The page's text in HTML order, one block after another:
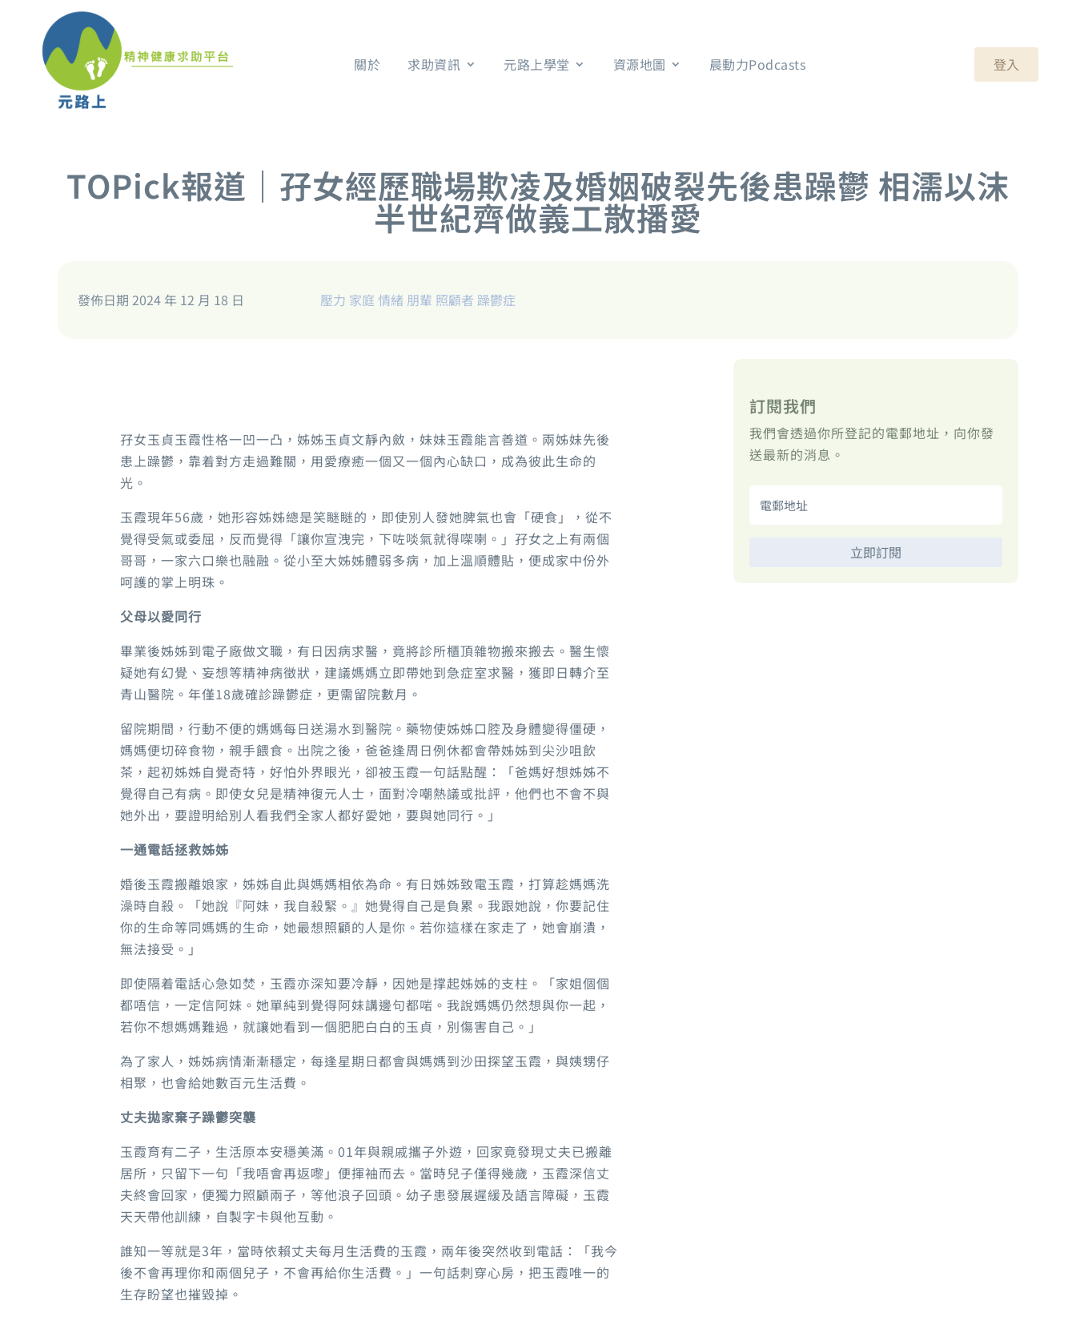
關於 求助資訊 元路上學堂 資源地圖 晨動力Podcasts 登入
TOPick報道｜孖女經歷職場欺凌及婚姻破裂先後患躁鬱 相濡以沫
半世紀齊做義工散播愛
發佈日期 2024 年 12 月 18 日 壓力 家庭 情緒 朋輩 照顧者 躁鬱症
孖女玉貞玉霞性格一凹一凸，姊姊玉貞文靜內斂，妹妹玉霞能言善道。兩姊妹先後
患上躁鬱，靠着對方走過難關，用愛療癒一個又一個內心缺口，成為彼此生命的
光。
玉霞現年56歲，她形容姊姊總是笑瞇瞇的，即使別人發她脾氣也會「硬食」，從不
覺得受氣或委屈，反而覺得「讓你宣洩完，下咗啖氣就得㗎喇。」孖女之上有兩個
哥哥，一家六口樂也融融。從小至大姊姊體弱多病，加上溫順體貼，便成家中份外
呵護的掌上明珠。
父母以愛同行
畢業後姊姊到電子廠做文職，有日因病求醫，竟將診所櫃頂雜物搬來搬去。醫生懷
疑她有幻覺、妄想等精神病徵狀，建議媽媽立即帶她到急症室求醫，獲即日轉介至
青山醫院。年僅18歲確診躁鬱症，更需留院數月。
留院期間，行動不便的媽媽每日送湯水到醫院。藥物使姊姊口腔及身體變得僵硬，
媽媽便切碎食物，親手餵食。出院之後，爸爸逢周日例休都會帶姊姊到尖沙咀飲
茶，起初姊姊自覺奇特，好怕外界眼光，卻被玉霞一句話點醒：「爸媽好想姊姊不
覺得自己有病。即使女兒是精神復元人士，面對冷嘲熱議或批評，他們也不會不與
她外出，要證明給別人看我們全家人都好愛她，要與她同行。」
一通電話拯救姊姊
婚後玉霞搬離娘家，姊姊自此與媽媽相依為命。有日姊姊致電玉霞，打算趁媽媽洗
澡時自殺。「她說『阿妹，我自殺緊。』她覺得自己是負累。我跟她說，你要記住
你的生命等同媽媽的生命，她最想照顧的人是你。若你這樣在家走了，她會崩潰，
無法接受。」
即使隔着電話心急如焚，玉霞亦深知要冷靜，因她是撑起姊姊的支柱。「家姐個個
都唔信，一定信阿妹。她單純到覺得阿妹講邊句都啱。我說媽媽仍然想與你一起，
若你不想媽媽難過，就讓她看到一個肥肥白白的玉貞，別傷害自己。」
為了家人，姊姊病情漸漸穩定，每逢星期日都會與媽媽到沙田探望玉霞，與姨甥仔
相聚，也會給她數百元生活費。
丈夫拋家棄子躁鬱突襲
玉霞育有二子，生活原本安穩美滿。01年與親戚攜子外遊，回家竟發現丈夫已搬離
居所，只留下一句「我唔會再返嚟」便揮袖而去。當時兒子僅得幾歲，玉霞深信丈
夫終會回家，便獨力照顧兩子，等他浪子回頭。幼子患發展遲緩及語言障礙，玉霞
天天帶他訓練，自製字卡與他互動。
誰知一等就是3年，當時依賴丈夫每月生活費的玉霞，兩年後突然收到電話：「我今
後不會再理你和兩個兒子，不會再給你生活費。」一句話刺穿心房，把玉霞唯一的
生存盼望也摧毀掉。
訂閱我們
我們會透過你所登記的電郵地址，向你發
送最新的消息。
立即訂閱